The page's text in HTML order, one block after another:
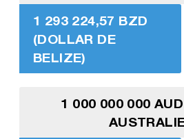
1 293 224,57 BZD
(DOLLAR DE
BELIZE)
1 000 000 000